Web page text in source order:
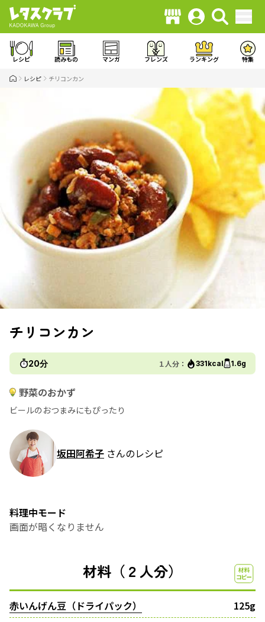
レシピ 読みもの マンガ フレンズ ランキング 特集
レシピ チリコンカン
チリコンカン
20分 １人分： 331kcal 1.6g
野菜のおかず
ビールのおつまみにもぴったり
坂田阿希子 さんのレシピ
料理中モード
画面が暗くなりません
材料（２人分）
赤いんげん豆（ドライパック）
125g